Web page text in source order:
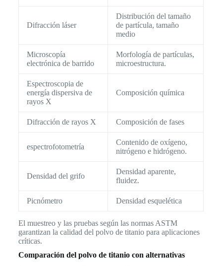
Difracción láser
Distribución del tamaño
de partícula, tamaño
medio
Microscopía
electrónica de barrido
Morfología de partículas,
microestructura.
Espectroscopia de
energía dispersiva de
rayos X
Composición química
Difracción de rayos X Composición de fases
espectrofotometría
Contenido de oxígeno,
nitrógeno e hidrógeno.
Densidad del grifo
Densidad aparente,
fluidez.
Picnómetro Densidad esquelética
El muestreo y las pruebas según las normas ASTM
garantizan la calidad del polvo de titanio para aplicaciones
críticas.
Comparación del polvo de titanio con alternativas